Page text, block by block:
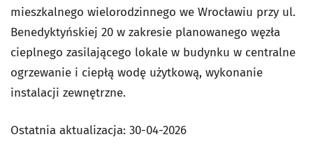
mieszkalnego wielorodzinnego we Wrocławiu przy ul.
Benedyktyńskiej 20 w zakresie planowanego węzła
cieplnego zasilającego lokale w budynku w centralne
ogrzewanie i ciepłą wodę użytkową, wykonanie
instalacji zewnętrzne.
Ostatnia aktualizacja: 30-04-2026